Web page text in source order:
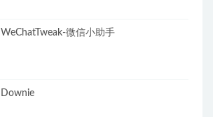
WeChatTweak-微信小助手
Downie